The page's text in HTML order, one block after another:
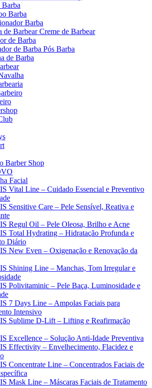
Barba
Barba
Barba
de Barbear Creme de Barbear
de Barba
de Barba Pós Barba
de Barba
Barber Shop
Facial
Vital Line – Cuidado Essencial e Preventivo
Sensitive Care – Pele Sensível, Reativa e
Regul Oil – Pele Oleosa, Brilho e Acne
Total Hydrating – Hidratação Profunda e
Diário
New Even – Oxigenação e Renovação da
Shining Line – Manchas, Tom Irregular e
Polivitaminic – Pele Baça, Luminosidade e
7 Days Line – Ampolas Faciais para
Intensivo
Sublime D-Lift – Lifting e Reafirmação
Excellence – Solução Anti-Idade Preventiva
Effectivity – Envelhecimento, Flacidez e
Concentrate Line – Concentrados Faciais de
Mask Line – Máscaras Faciais de Tratamento